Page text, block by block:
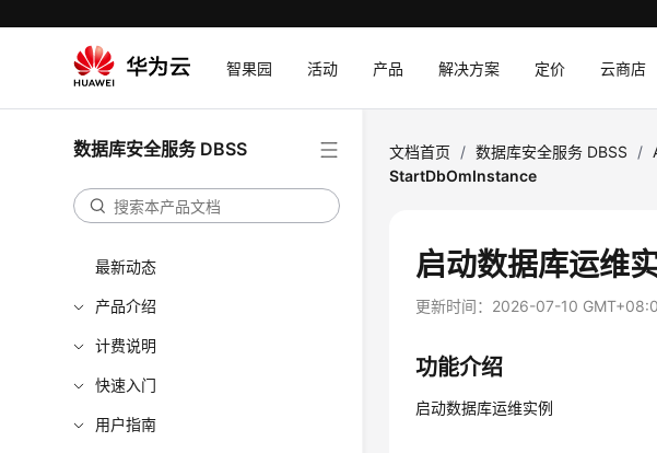
智果园 活动 产品 解决方案 定价 云商店
数据库安全服务 DBSS
最新动态
产品介绍
计费说明
快速入门
用户指南
文档首页 / 数据库安全服务 DBSS /
StartDbOmInstance
启动数据库运维
更新时间： 2026-07-10
功能介绍
启动数据库运维实例